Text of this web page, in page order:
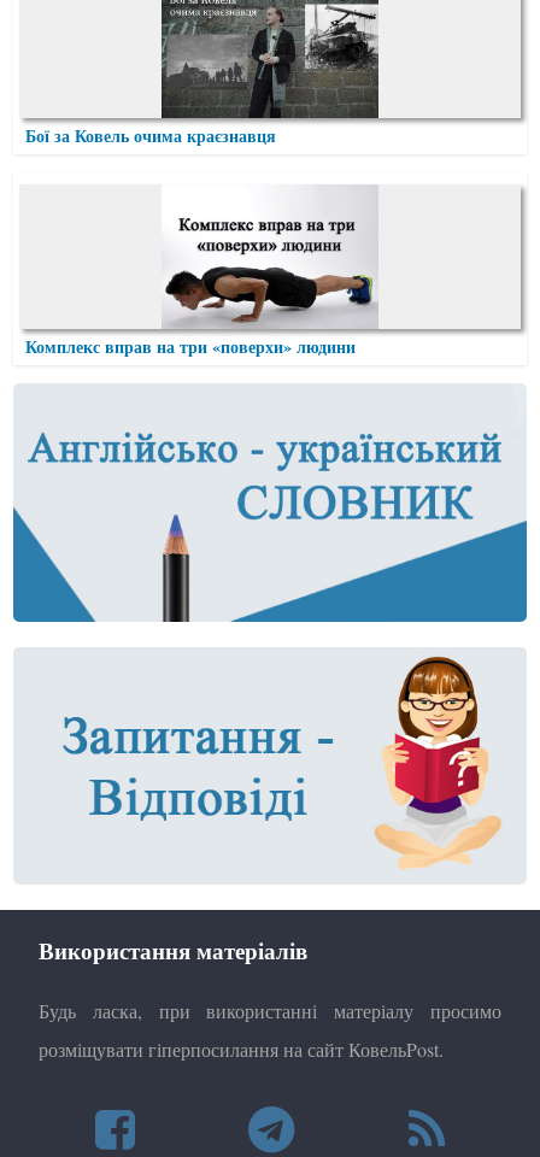
Бої за Ковель очима краєзнавця
Комплекс вправ на три «поверхи» людини
Використання матеріалів
Будь ласка, при використанні матеріалу просимо
розміщувати гіперпосилання на сайт КовельPost.